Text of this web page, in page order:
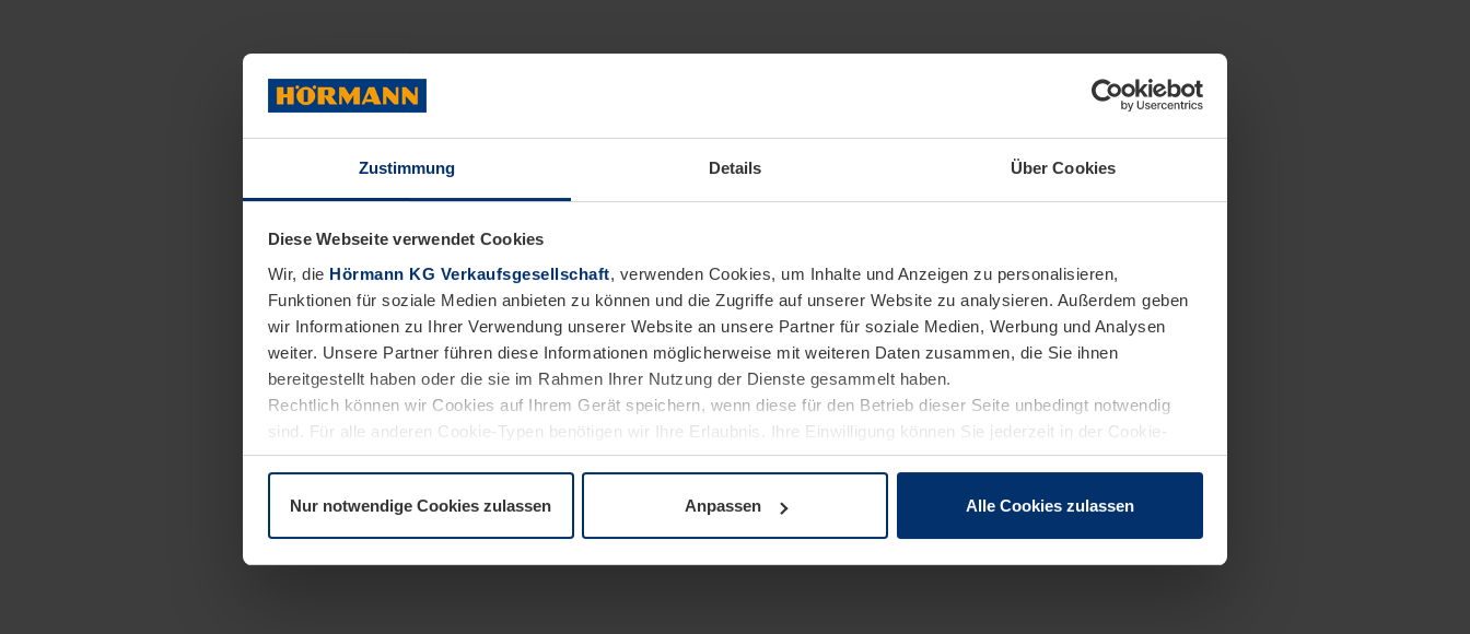
Zustimmung Details Über Cookies
Diese Webseite verwendet Cookies
Wir, die Hörmann KG Verkaufsgesellschaft, verwenden Cookies, um Inhalte und Anzeigen zu personalisieren,
Funktionen für soziale Medien anbieten zu können und die Zugriffe auf unserer Website zu analysieren. Außerdem geben
wir Informationen zu Ihrer Verwendung unserer Website an unsere Partner für soziale Medien, Werbung und Analysen
weiter. Unsere Partner führen diese Informationen möglicherweise mit weiteren Daten zusammen, die Sie ihnen
bereitgestellt haben oder die sie im Rahmen Ihrer Nutzung der Dienste gesammelt haben.
Rechtlich können wir Cookies auf Ihrem Gerät speichern, wenn diese für den Betrieb dieser Seite unbedingt notwendig
sind. Für alle anderen Cookie-Typen benötigen wir Ihre Erlaubnis. Ihre Einwilligung können Sie jederzeit in der Cookie-
Erläuterung auf der SeiteDatenschutzerklärungunserer Website ändern oder widerrufen.
Nur notwendige Cookies zulassen Anpassen Alle Cookies zulassen